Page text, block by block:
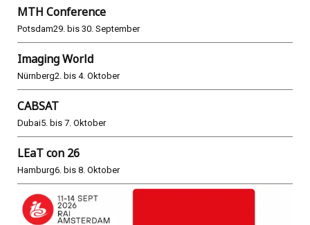
MTH Conference
Potsdam29. bis 30. September
Imaging World
Nürnberg2. bis 4. Oktober
CABSAT
Dubai5. bis 7. Oktober
LEaT con 26
Hamburg6. bis 8. Oktober